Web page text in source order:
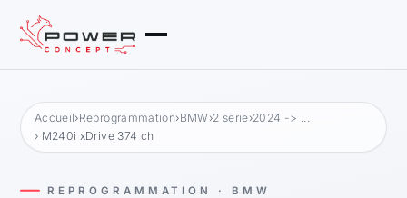
Accueil›Reprogrammation›BMW›2 serie›2024 -> ...
› M240i xDrive 374 ch
REPROGRAMMATION · BMW